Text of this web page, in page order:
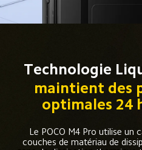
Technologie
maintient des
optimales 24
Le POCO M4 Pro utilise un
couches de matériau de